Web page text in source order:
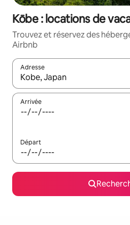
Kōbe : locations de
Trouvez et réservez des
Airbnb
Adresse
Lorsque les résultats s'affichent,
Arrivée
Départ